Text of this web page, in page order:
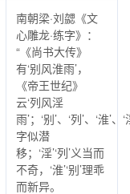
南朝梁·刘勰《文
心雕龙·练字》：
“《尚书大传》
有‘别风淮雨’，
《帝王世纪》
云‘列风淫
雨’；‘别’、‘列’、‘淮’、
字似潜
移；‘淫’‘列’义当而
不奇，‘淮’‘别’理乖
而新异。